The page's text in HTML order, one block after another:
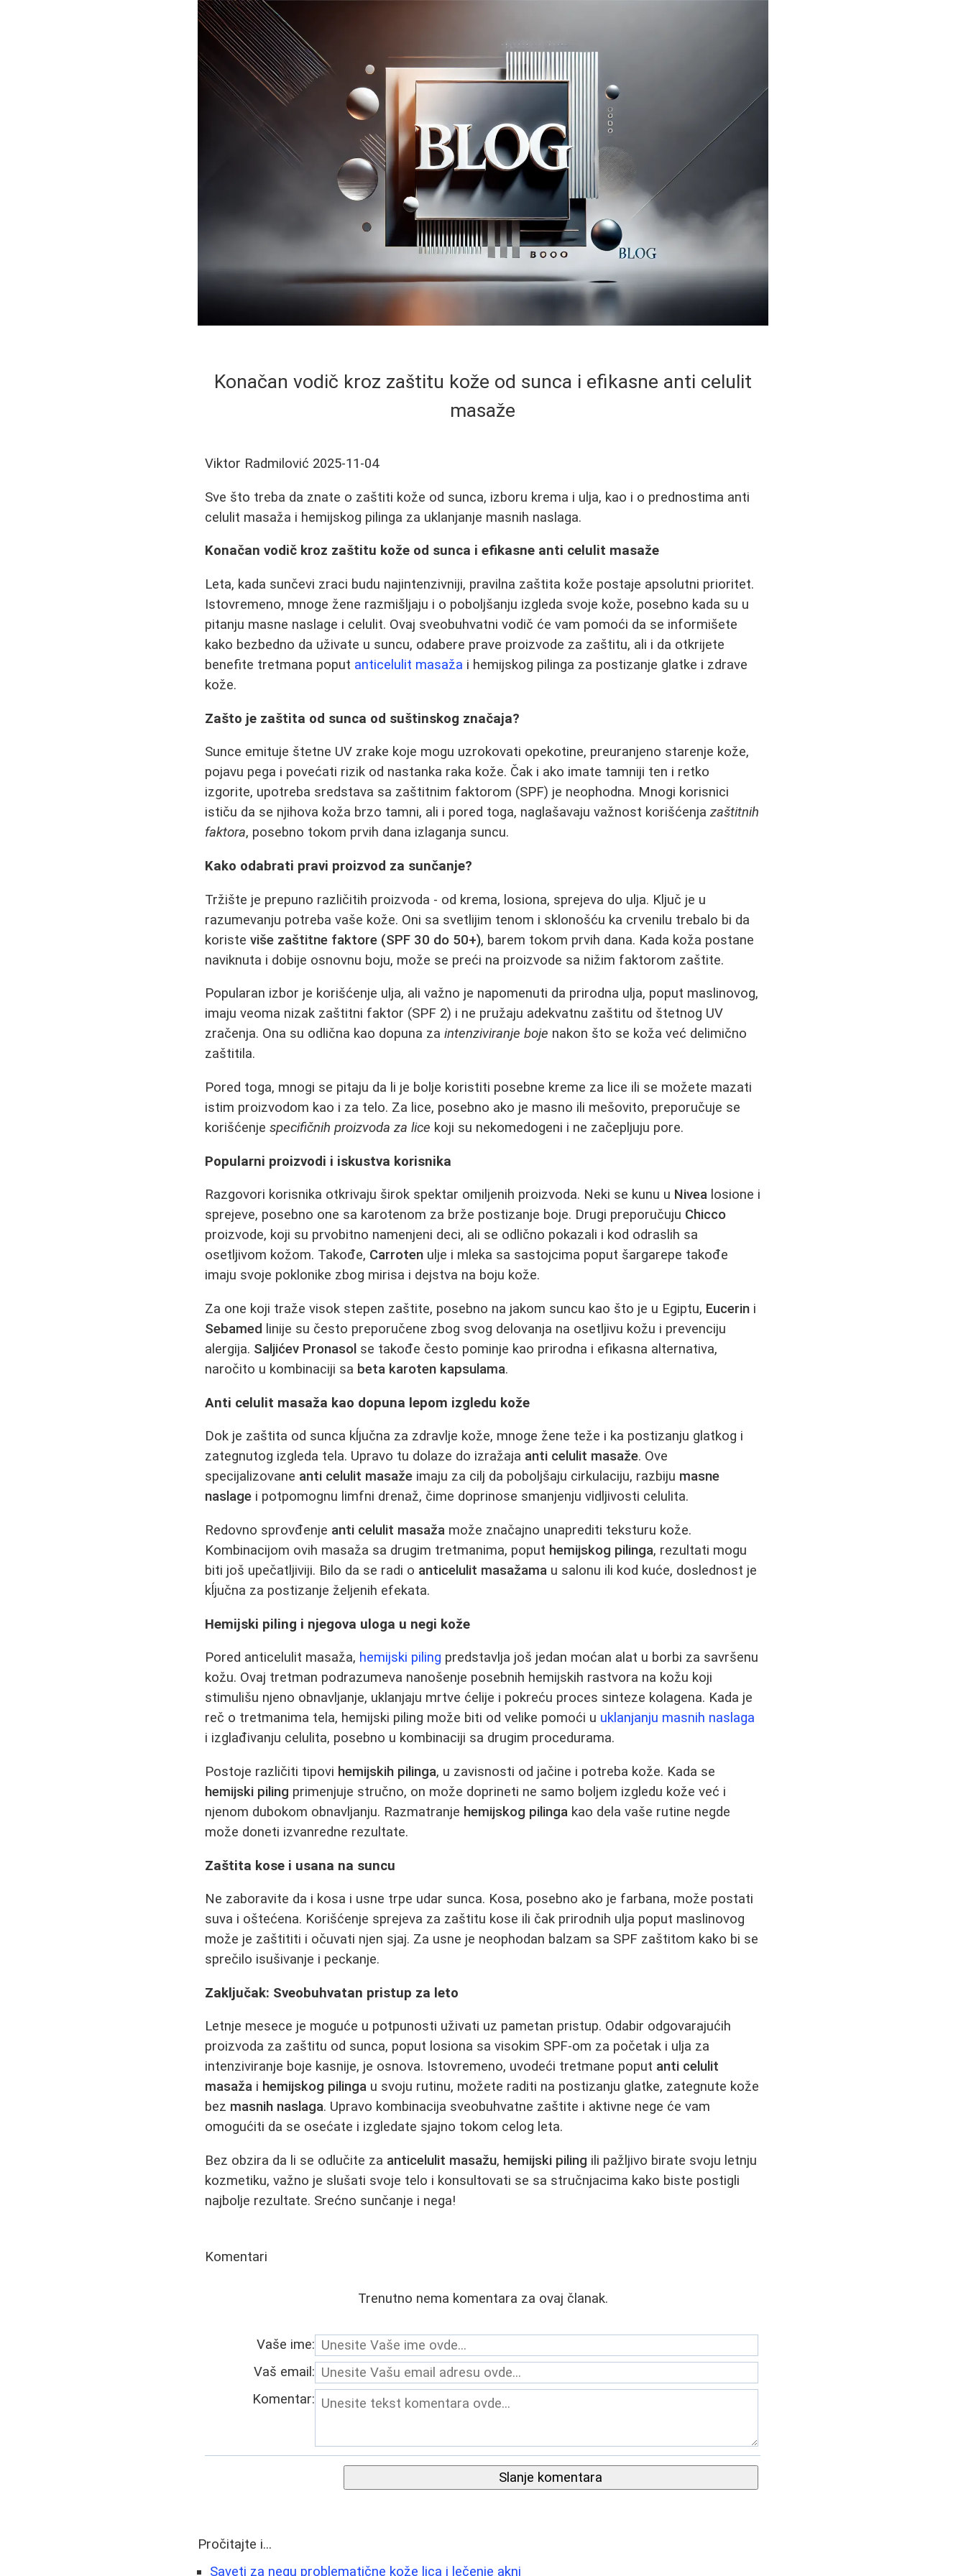
Konačan vodič kroz zaštitu kože od sunca i efikasne anti celulit
masaže
Viktor Radmilović 2025-11-04
Sve što treba da znate o zaštiti kože od sunca, izboru krema i ulja, kao i o prednostima anti
celulit masaža i hemijskog pilinga za uklanjanje masnih naslaga.
Konačan vodič kroz zaštitu kože od sunca i efikasne anti celulit masaže
Leta, kada sunčevi zraci budu najintenzivniji, pravilna zaštita kože postaje apsolutni prioritet.
Istovremeno, mnoge žene razmišljaju i o poboljšanju izgleda svoje kože, posebno kada su u
pitanju masne naslage i celulit. Ovaj sveobuhvatni vodič će vam pomoći da se informišete
kako bezbedno da uživate u suncu, odabere prave proizvode za zaštitu, ali i da otkrijete
benefite tretmana poput anticelulit masaža i hemijskog pilinga za postizanje glatke i zdrave
kože.
Zašto je zaštita od sunca od suštinskog značaja?
Sunce emituje štetne UV zrake koje mogu uzrokovati opekotine, preuranjeno starenje kože,
pojavu pega i povećati rizik od nastanka raka kože. Čak i ako imate tamniji ten i retko
izgorite, upotreba sredstava sa zaštitnim faktorom (SPF) je neophodna. Mnogi korisnici
ističu da se njihova koža brzo tamni, ali i pored toga, naglašavaju važnost korišćenjazaštitnih
faktora, posebno tokom prvih dana izlaganja suncu.
Kako odabrati pravi proizvod za sunčanje?
Tržište je prepuno različitih proizvoda - od krema, losiona, sprejeva do ulja. Ključ je u
razumevanju potreba vaše kože. Oni sa svetlijim tenom i sklonošću ka crvenilu trebalo bi da
koristeviše zaštitne faktore (SPF 30 do 50+), barem tokom prvih dana. Kada koža postane
naviknuta i dobije osnovnu boju, može se preći na proizvode sa nižim faktorom zaštite.
Popularan izbor je korišćenje ulja, ali važno je napomenuti da prirodna ulja, poput maslinovog,
imaju veoma nizak zaštitni faktor (SPF 2) i ne pružaju adekvatnu zaštitu od štetnog UV
zračenja. Ona su odlična kao dopuna zaintenziviranje boje nakon što se koža već delimično
zaštitila.
Pored toga, mnogi se pitaju da li je bolje koristiti posebne kreme za lice ili se možete mazati
istim proizvodom kao i za telo. Za lice, posebno ako je masno ili mešovito, preporučuje se
korišćenjespecifičnih proizvoda za lice koji su nekomedogeni i ne začepljuju pore.
Popularni proizvodi i iskustva korisnika
Razgovori korisnika otkrivaju širok spektar omiljenih proizvoda. Neki se kunu u Nivea losione i
sprejeve, posebno one sa karotenom za brže postizanje boje. Drugi preporučuju Chicco
proizvode, koji su prvobitno namenjeni deci, ali se odlično pokazali i kod odraslih sa
osetljivom kožom. Takođe, Carroten ulje i mleka sa sastojcima poput šargarepe takođe
imaju svoje poklonike zbog mirisa i dejstva na boju kože.
Za one koji traže visok stepen zaštite, posebno na jakom suncu kao što je u Egiptu, Eucerin i
Sebamed linije su često preporučene zbog svog delovanja na osetljivu kožu i prevenciju
alergija. Saljićev Pronasol se takođe često pominje kao prirodna i efikasna alternativa,
naročito u kombinaciji sa beta karoten kapsulama.
Anti celulit masaža kao dopuna lepom izgledu kože
Dok je zaštita od sunca kĺjučna za zdravlje kože, mnoge žene teže i ka postizanju glatkog i
zategnutog izgleda tela. Upravo tu dolaze do izražaja anti celulit masaže. Ove
specijalizovane anti celulit masaže imaju za cilj da poboljšaju cirkulaciju, razbiju masne
naslage i potpomognu limfni drenaž, čime doprinose smanjenju vidljivosti celulita.
Redovno sprovđenje anti celulit masaža može značajno unaprediti teksturu kože.
Kombinacijom ovih masaža sa drugim tretmanima, poput hemijskog pilinga, rezultati mogu
biti još upečatljiviji. Bilo da se radi o anticelulit masažama u salonu ili kod kuće, doslednost je
kĺjučna za postizanje željenih efekata.
Hemijski piling i njegova uloga u negi kože
Pored anticelulit masaža, hemijski piling predstavlja još jedan moćan alat u borbi za savršenu
kožu. Ovaj tretman podrazumeva nanošenje posebnih hemijskih rastvora na kožu koji
stimulišu njeno obnavljanje, uklanjaju mrtve ćelije i pokreću proces sinteze kolagena. Kada je
reč o tretmanima tela, hemijski piling može biti od velike pomoći u uklanjanju masnih naslaga
i izglađivanju celulita, posebno u kombinaciji sa drugim procedurama.
Postoje različiti tipovi hemijskih pilinga, u zavisnosti od jačine i potreba kože. Kada se
hemijski piling primenjuje stručno, on može doprineti ne samo boljem izgledu kože već i
njenom dubokom obnavljanju. Razmatranje hemijskog pilinga kao dela vaše rutine negde
može doneti izvanredne rezultate.
Zaštita kose i usana na suncu
Ne zaboravite da i kosa i usne trpe udar sunca. Kosa, posebno ako je farbana, može postati
suva i oštećena. Korišćenje sprejeva za zaštitu kose ili čak prirodnih ulja poput maslinovog
može je zaštititi i očuvati njen sjaj. Za usne je neophodan balzam sa SPF zaštitom kako bi se
sprečilo isušivanje i peckanje.
Zaključak: Sveobuhvatan pristup za leto
Letnje mesece je moguće u potpunosti uživati uz pametan pristup. Odabir odgovarajućih
proizvoda za zaštitu od sunca, poput losiona sa visokim SPF-om za početak i ulja za
intenziviranje boje kasnije, je osnova. Istovremeno, uvodeći tretmane poput anti celulit
masaža i hemijskog pilinga u svoju rutinu, možete raditi na postizanju glatke, zategnute kože
bez masnih naslaga. Upravo kombinacija sveobuhvatne zaštite i aktivne nege će vam
omogućiti da se osećate i izgledate sjajno tokom celog leta.
Bez obzira da li se odlučite za anticelulit masažu, hemijski piling ili pažljivo birate svoju letnju
kozmetiku, važno je slušati svoje telo i konsultovati se sa stručnjacima kako biste postigli
najbolje rezultate. Srećno sunčanje i nega!
Komentari
Trenutno nema komentara za ovaj članak.
Vaše ime:
Vaš email:
Komentar:
Slanje komentara
Pročitajte i...
Saveti za negu problematične kože lica i lečenje akni